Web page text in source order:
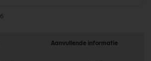
Aanvullende informatie